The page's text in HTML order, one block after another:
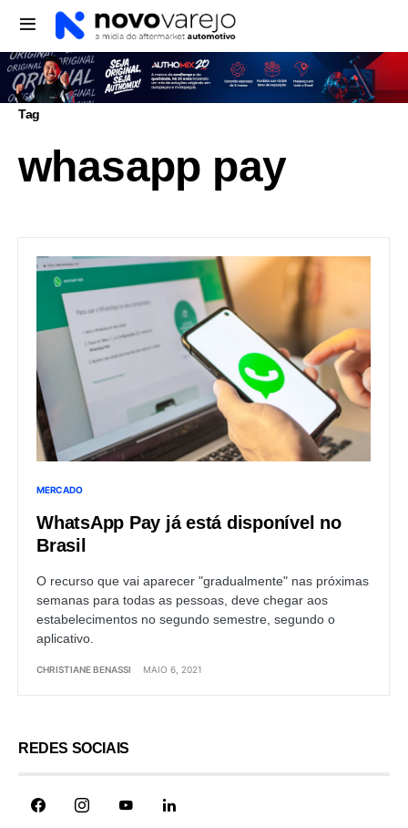
Tag
whasapp pay
MERCADO
WhatsApp Pay já está disponível no
Brasil
O recurso que vai aparecer "gradualmente" nas próximas
semanas para todas as pessoas, deve chegar aos
estabelecimentos no segundo semestre, segundo o
aplicativo.
CHRISTIANE BENASSI MAIO 6, 2021
REDES SOCIAIS